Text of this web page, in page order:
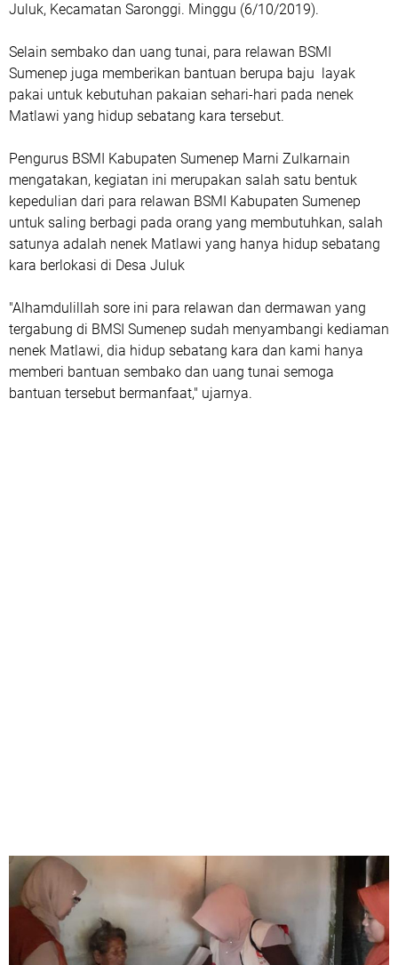
Juluk, Kecamatan Saronggi. Minggu (6/10/2019).
Selain sembako dan uang tunai, para relawan BSMI
Sumenep juga memberikan bantuan berupa baju layak
pakai untuk kebutuhan pakaian sehari-hari pada nenek
Matlawi yang hidup sebatang kara tersebut.
Pengurus BSMI Kabupaten Sumenep Marni Zulkarnain
mengatakan, kegiatan ini merupakan salah satu bentuk
kepedulian dari para relawan BSMI Kabupaten Sumenep
untuk saling berbagi pada orang yang membutuhkan, salah
satunya adalah nenek Matlawi yang hanya hidup sebatang
kara berlokasi di Desa Juluk
"Alhamdulillah sore ini para relawan dan dermawan yang
tergabung di BMSI Sumenep sudah menyambangi kediaman
nenek Matlawi, dia hidup sebatang kara dan kami hanya
memberi bantuan sembako dan uang tunai semoga
bantuan tersebut bermanfaat," ujarnya.